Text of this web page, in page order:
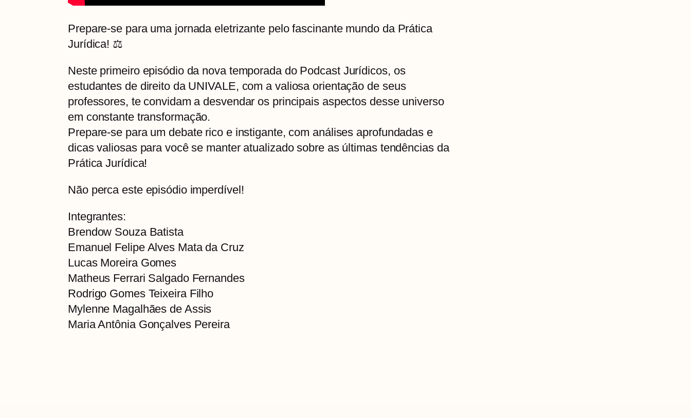
Prepare-se para uma jornada eletrizante pelo fascinante mundo da Prática
Jurídica! ⚖️
Neste primeiro episódio da nova temporada do Podcast Jurídicos, os
estudantes de direito da UNIVALE, com a valiosa orientação de seus
professores, te convidam a desvendar os principais aspectos desse universo
em constante transformação.
Prepare-se para um debate rico e instigante, com análises aprofundadas e
dicas valiosas para você se manter atualizado sobre as últimas tendências da
Prática Jurídica!
Não perca este episódio imperdível!
Integrantes:
Brendow Souza Batista
Emanuel Felipe Alves Mata da Cruz
Lucas Moreira Gomes
Matheus Ferrari Salgado Fernandes
Rodrigo Gomes Teixeira Filho
Mylenne Magalhães de Assis
Maria Antônia Gonçalves Pereira